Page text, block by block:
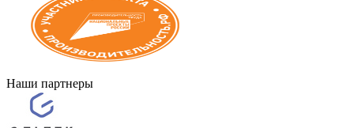
Наши партнеры